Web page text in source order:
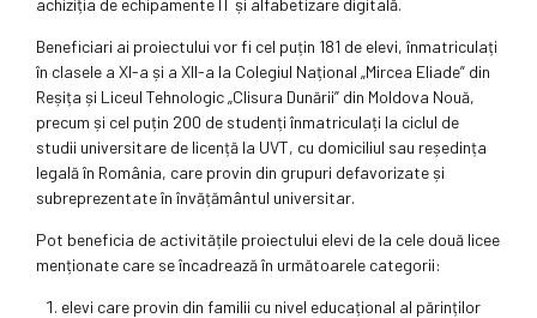
Beneficiari ai proiectului vor fi cel puțin 181 de elevi, înmatriculați
în clasele a XI-a și a XII-a la Colegiul Național „Mircea Eliade” din
Reșița și Liceul Tehnologic „Clisura Dunării” din Moldova Nouă,
precum și cel puțin 200 de studenți înmatriculați la ciclul de
studii universitare de licență la UVT, cu domiciliul sau reședința
legală în România, care provin din grupuri defavorizate și
subreprezentate în învățământul universitar.
Pot beneficia de activitățile proiectului elevi de la cele două licee
menționate care se încadrează în următoarele categorii:
elevi care provin din familii cu nivel educațional al părinților